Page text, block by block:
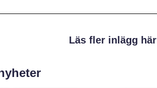
Läs fler inlägg här